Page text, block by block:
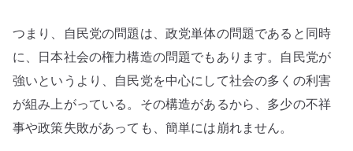
つまり、自民党の問題は、政党単体の問題であると同時
に、日本社会の権力構造の問題でもあります。自民党が
強いというより、自民党を中心にして社会の多くの利害
が組み上がっている。その構造があるから、多少の不祥
事や政策失敗があっても、簡単には崩れません。